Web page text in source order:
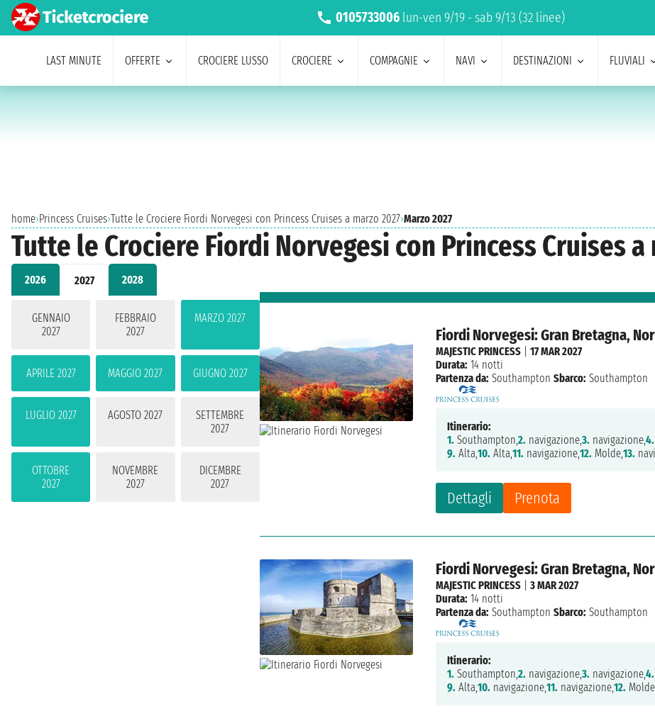
0105733006 lun-ven 9/19 - sab 9/13 (32 linee)
LAST MINUTE OFFERTE CROCIERE LUSSO CROCIERE COMPAGNIE NAVI DESTINAZIONI FLUVIALI
home›Princess Cruises›Tutte le Crociere Fiordi Norvegesi con Princess Cruises a marzo 2027›Marzo 2027
Tutte le Crociere Fiordi Norvegesi con Princess Cruises a
2026 2027 2028
GENNAIO
2027
FEBBRAIO
2027
MARZO 2027
APRILE 2027 MAGGIO 2027 GIUGNO 2027
LUGLIO 2027 AGOSTO 2027
SETTEMBRE
2027
OTTOBRE
2027
NOVEMBRE
2027
DICEMBRE
2027
Fiordi Norvegesi: Gran Bretagna,
Dettagli Prenota
MAJESTIC PRINCESS |17 MAR 2027
Durata: 14 notti
Partenza da: Southampton Sbarco: Southampton
Itinerario:
1. Southampton,2. navigazione,3. navigazione,4.
9. Alta,10. Alta,11. navigazione,12. Molde,13.
Fiordi Norvegesi: Gran Bretagna,
MAJESTIC PRINCESS |3 MAR 2027
Durata: 14 notti
Partenza da: Southampton Sbarco: Southampton
Itinerario:
1. Southampton,2. navigazione,3. navigazione,4.
9. Alta,10. navigazione,11. navigazione,12.